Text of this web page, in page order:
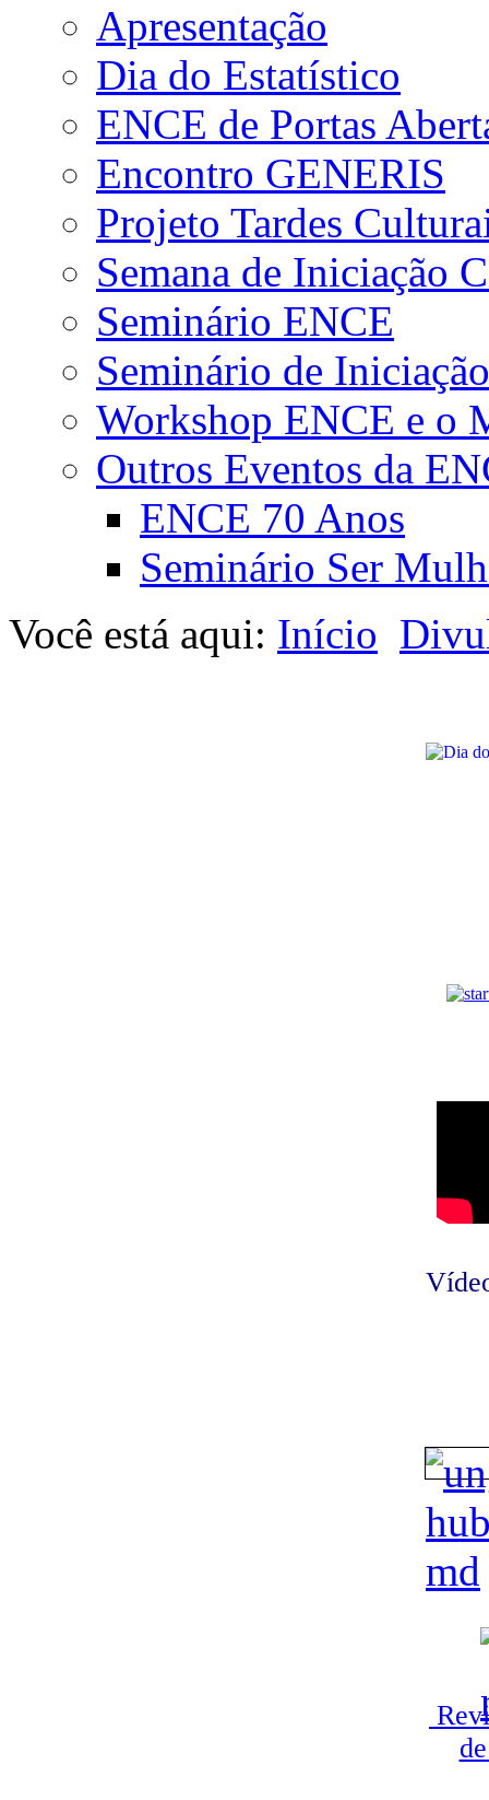
Apresentação
Dia do Estatístico
ENCE de Portas
Encontro GENERIS
Projeto Tardes
Semana de Iniciação
Seminário ENCE
Seminário de
Workshop ENCE e o
Outros Eventos da
ENCE 70 Anos
Seminário Ser
Você está aqui: Início